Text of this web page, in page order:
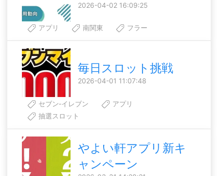
2026-04-02 16:09:25
アプリ 南関東 フラー
毎日スロット挑戦
2026-04-01 11:07:48
セブン‐イレブン
アプリ
抽選スロット
やよい軒アプリ新キ
ャンペーン